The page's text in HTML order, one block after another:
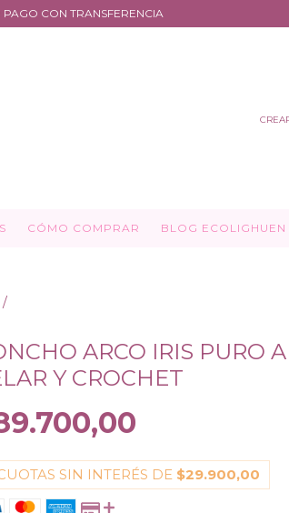
CON TRANSFERENCIA
CÓMO COMPRAR BLOG
/
ARCO IRIS PURO
Y CROCHET
SIN INTERÉS DE $29.900,00